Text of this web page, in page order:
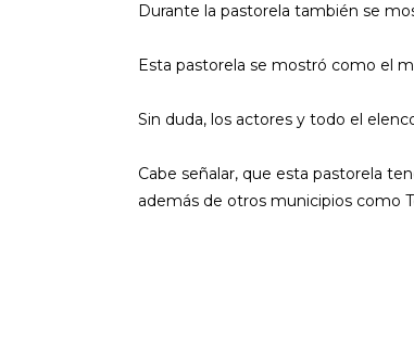
Durante la pastorela también se
Esta pastorela se mostró como el
Sin duda, los actores y todo el
Cabe señalar, que esta pastorela
además de otros municipios como